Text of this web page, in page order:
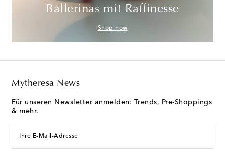
Ballerinas mit Raffinesse
Shop now
Mytheresa News
Für unseren Newsletter anmelden: Trends, Pre-Shoppings
& mehr.
Ihre E-Mail-Adresse